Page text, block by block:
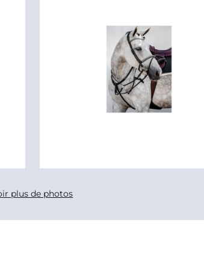
plus de photos